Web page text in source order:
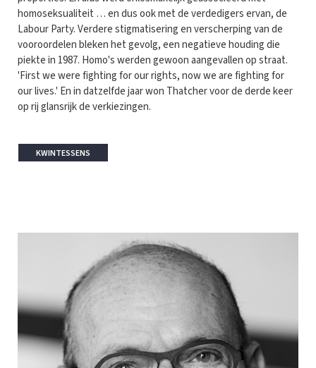
homoseksualiteit … en dus ook met de verdedigers ervan, de
Labour Party. Verdere stigmatisering en verscherping van de
vooroordelen bleken het gevolg, een negatieve houding die
piekte in 1987. Homo's werden gewoon aangevallen op straat.
'First we were fighting for our rights, now we are fighting for
our lives.' En in datzelfde jaar won Thatcher voor de derde keer
op rij glansrijk de verkiezingen.
KWINTESSENS